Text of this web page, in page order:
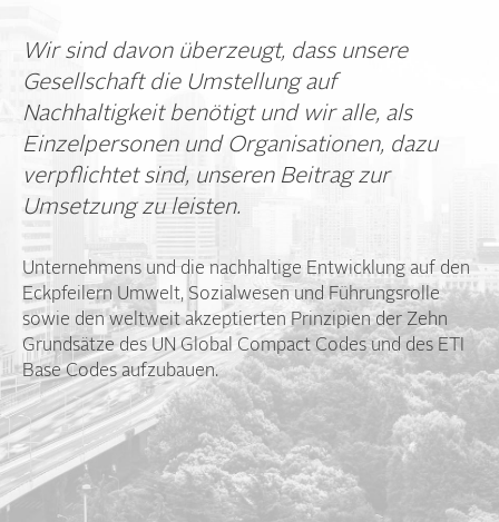
Wir sind davon überzeugt, dass unsere
Gesellschaft die Umstellung auf
Nachhaltigkeit benötigt und wir alle, als
Einzelpersonen und Organisationen, dazu
verpflichtet sind, unseren Beitrag zur
Umsetzung zu leisten.
Unternehmens und die nachhaltige Entwicklung auf den
Eckpfeilern Umwelt, Sozialwesen und Führungsrolle
sowie den weltweit akzeptierten Prinzipien der Zehn
Grundsätze des UN Global Compact Codes und des ETI
Base Codes aufzubauen.